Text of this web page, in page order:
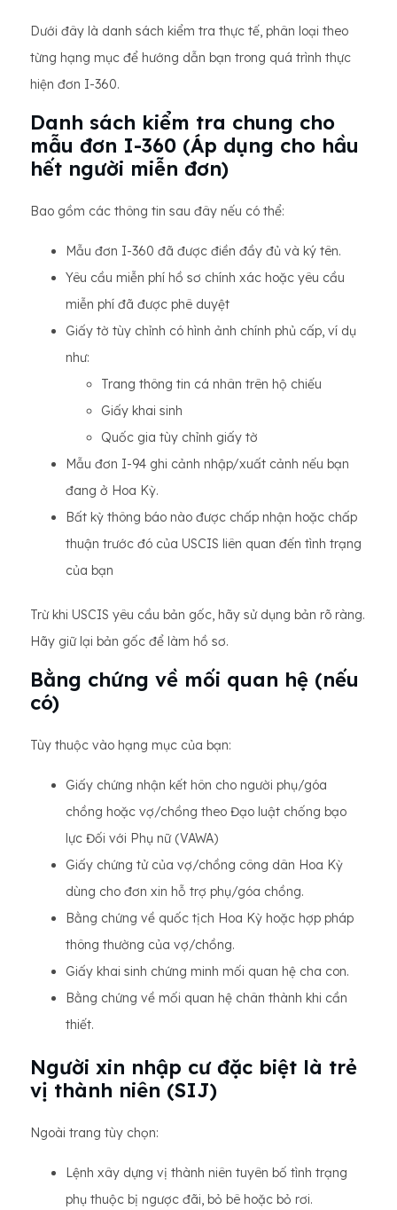
Dưới đây là danh sách kiểm tra thực tế, phân loại theo
từng hạng mục để hướng dẫn bạn trong quá trình thực
hiện đơn I-360.
Danh sách kiểm tra chung cho
mẫu đơn I-360 (Áp dụng cho hầu
hết người miễn đơn)
Bao gồm các thông tin sau đây nếu có thể:
Mẫu đơn I-360 đã được điền đầy đủ và ký tên.
Yêu cầu miễn phí hồ sơ chính xác hoặc yêu cầu
miễn phí đã được phê duyệt
Giấy tờ tùy chỉnh có hình ảnh chính phủ cấp, ví dụ
như:
Trang thông tin cá nhân trên hộ chiếu
Giấy khai sinh
Quốc gia tùy chỉnh giấy tờ
Mẫu đơn I-94 ghi cảnh nhập/xuất cảnh nếu bạn
đang ở Hoa Kỳ.
Bất kỳ thông báo nào được chấp nhận hoặc chấp
thuận trước đó của USCIS liên quan đến tình trạng
của bạn
Trừ khi USCIS yêu cầu bản gốc, hãy sử dụng bản rõ ràng.
Hãy giữ lại bản gốc để làm hồ sơ.
Bằng chứng về mối quan hệ (nếu
có)
Tùy thuộc vào hạng mục của bạn:
Giấy chứng nhận kết hôn cho người phụ/góa
chồng hoặc vợ/chồng theo Đạo luật chống bạo
lực Đối với Phụ nữ (VAWA)
Giấy chứng tử của vợ/chồng công dân Hoa Kỳ
dùng cho đơn xin hỗ trợ phụ/góa chồng.
Bằng chứng về quốc tịch Hoa Kỳ hoặc hợp pháp
thông thường của vợ/chồng.
Giấy khai sinh chứng minh mối quan hệ cha con.
Bằng chứng về mối quan hệ chân thành khi cần
thiết.
Người xin nhập cư đặc biệt là trẻ
vị thành niên (SIJ)
Ngoài trang tùy chọn:
Lệnh xây dựng vị thành niên tuyên bố tình trạng
phụ thuộc bị ngược đãi, bỏ bê hoặc bỏ rơi.